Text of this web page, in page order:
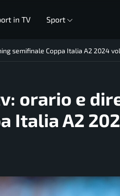
in TV Sport
semifinale Coppa Italia A2 2024
orario e
Italia A2